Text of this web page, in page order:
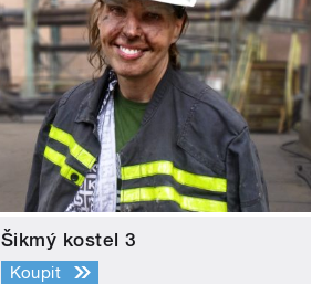
Šikmý kostel 3
Koupit